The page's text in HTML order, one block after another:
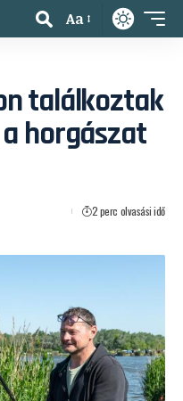
Aa
találkoztak
horgászat
2 perc olvasási idő